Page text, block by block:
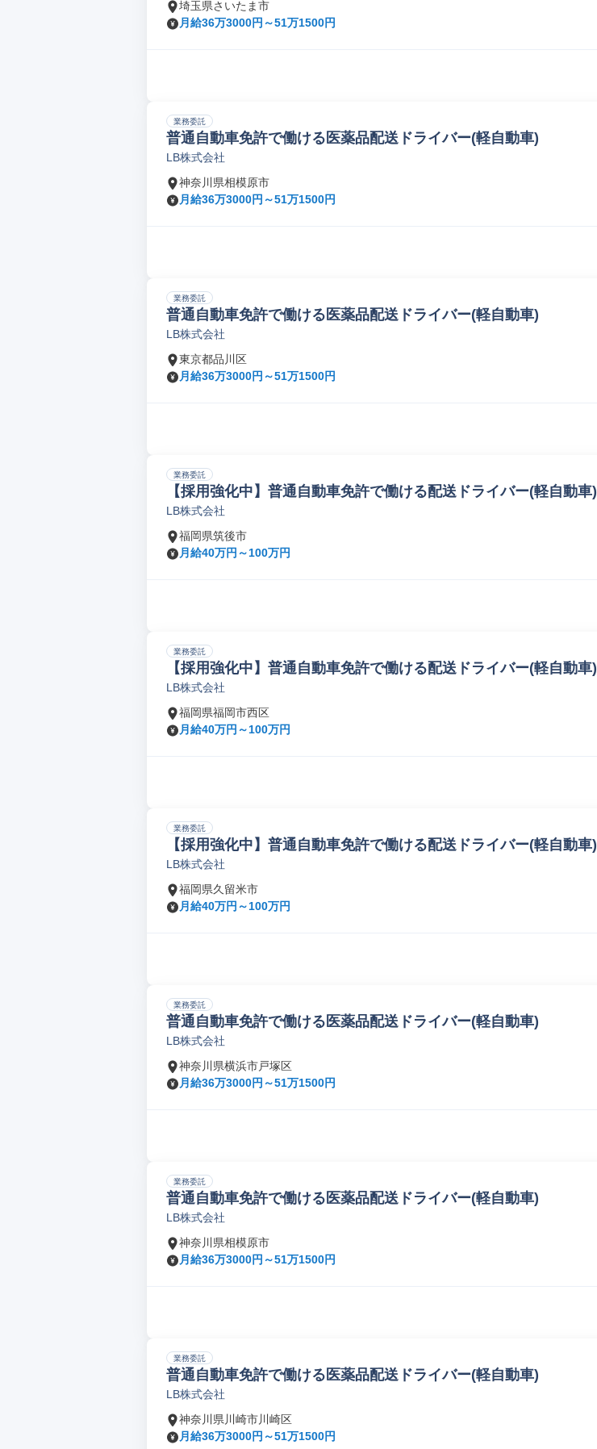
埼玉県さいたま市
月給36万3000円～51万1500円
業務委託
普通自動車免許で働ける医薬品配送ドライバー(軽自動車)
LB株式会社
神奈川県相模原市
月給36万3000円～51万1500円
業務委託
普通自動車免許で働ける医薬品配送ドライバー(軽自動車)
LB株式会社
東京都品川区
月給36万3000円～51万1500円
業務委託
【採用強化中】普通自動車免許で働ける配送ドライバー(軽自動車)
LB株式会社
福岡県筑後市
月給40万円～100万円
業務委託
【採用強化中】普通自動車免許で働ける配送ドライバー(軽自動車)
LB株式会社
福岡県福岡市西区
月給40万円～100万円
業務委託
【採用強化中】普通自動車免許で働ける配送ドライバー(軽自動車)
LB株式会社
福岡県久留米市
月給40万円～100万円
業務委託
普通自動車免許で働ける医薬品配送ドライバー(軽自動車)
LB株式会社
神奈川県横浜市戸塚区
月給36万3000円～51万1500円
業務委託
普通自動車免許で働ける医薬品配送ドライバー(軽自動車)
LB株式会社
神奈川県相模原市
月給36万3000円～51万1500円
業務委託
普通自動車免許で働ける医薬品配送ドライバー(軽自動車)
LB株式会社
神奈川県川崎市川崎区
月給36万3000円～51万1500円